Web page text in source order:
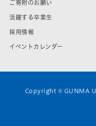
ご寄附のお願い
活躍する卒業生
採用情報
イベントカレンダー
Copyright © GUNMA